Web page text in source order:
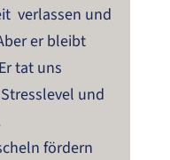
verlassen und
er bleibt
tat uns
und
fördern